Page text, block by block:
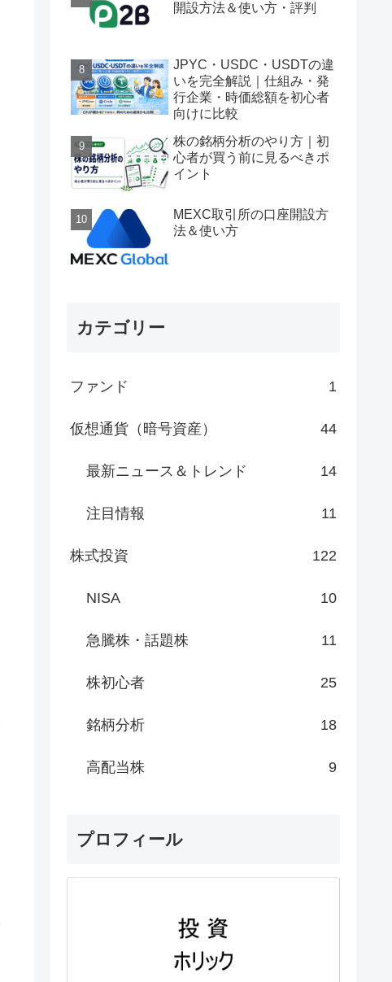
開設方法＆使い方・評判
JPYC・USDC・USDTの違
いを完全解説｜仕組み・発
行企業・時価総額を初心者
向けに比較
株の銘柄分析のやり方｜初
心者が買う前に見るべきポ
イント
MEXC取引所の口座開設方
法＆使い方
カテゴリー
ファンド 1
仮想通貨（暗号資産） 44
最新ニュース＆トレンド 14
注目情報 11
株式投資 122
NISA 10
急騰株・話題株 11
株初心者 25
銘柄分析 18
高配当株 9
プロフィール